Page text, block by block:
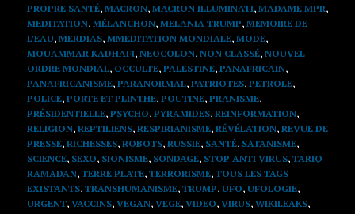
PROPRE SANTÉ, MACRON, MACRON ILLUMINATI, MADAME MPR,
MEDITATION, MÉLANCHON, MELANIA TRUMP, MEMOIRE DE
L'EAU, MERDIAS, MMEDITATION MONDIALE, MODE,
MOUAMMAR KADHAFI, NEOCOLON, NON CLASSÉ, NOUVEL
ORDRE MONDIAL, OCCULTE, PALESTINE, PANAFRICAIN,
PANAFRICANISME, PARANORMAL, PATRIOTES, PETROLE,
POLICE, PORTE ET PLINTHE, POUTINE, PRANISME,
PRÉSIDENTIELLE, PSYCHO, PYRAMIDES, REINFORMATION,
RELIGION, REPTILIENS, RESPIRIANISME, RÉVÉLATION, REVUE DE
PRESSE, RICHESSES, ROBOTS, RUSSIE, SANTÉ, SATANISME,
SCIENCE, SEXO, SIONISME, SONDAGE, STOP ANTI VIRUS, TARIQ
RAMADAN, TERRE PLATE, TERRORISME, TOUS LES TAGS
EXISTANTS, TRANSHUMANISME, TRUMP, UFO, UFOLOGIE,
URGENT, VACCINS, VEGAN, VEGE, VIDEO, VIRUS, WIKILEAKS,